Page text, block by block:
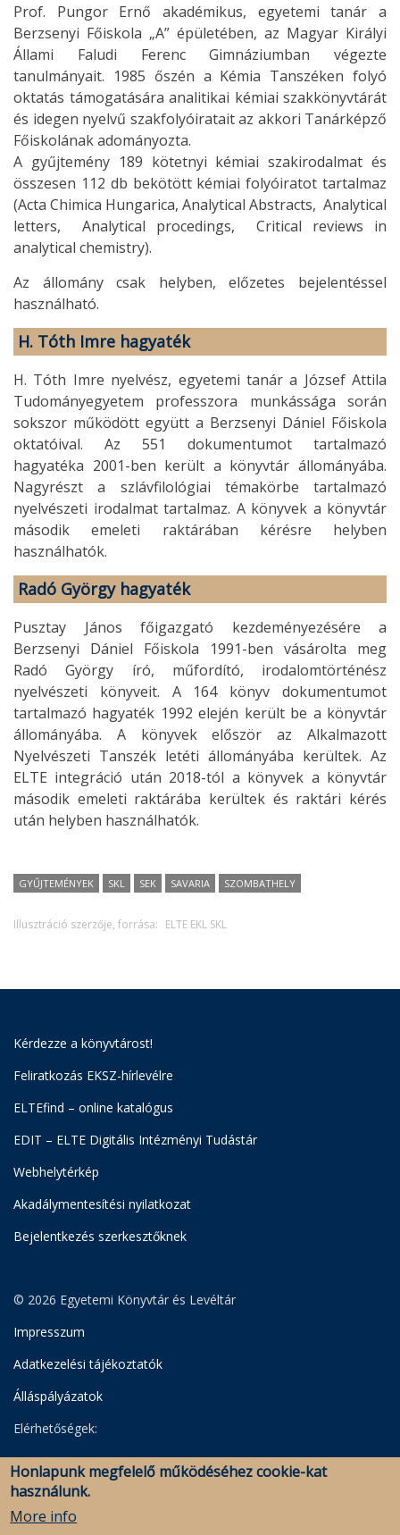
Prof. Pungor Ernő akadémikus, egyetemi tanár a
Berzsenyi Főiskola „A” épületében, az Magyar Királyi
Állami Faludi Ferenc Gimnáziumban végezte
tanulmányait. 1985 őszén a Kémia Tanszéken folyó
oktatás támogatására analitikai kémiai szakkönyvtárát
és idegen nyelvű szakfolyóiratait az akkori Tanárképző
Főiskolának adományozta.
A gyűjtemény 189 kötetnyi kémiai szakirodalmat és
összesen 112 db bekötött kémiai folyóiratot tartalmaz
(Acta Chimica Hungarica, Analytical Abstracts, Analytical
letters, Analytical procedings, Critical reviews in
analytical chemistry).
Az állomány csak helyben, előzetes bejelentéssel
használható.
H. Tóth Imre hagyaték
H. Tóth Imre nyelvész, egyetemi tanár a József Attila
Tudományegyetem professzora munkássága során
sokszor működött együtt a Berzsenyi Dániel Főiskola
oktatóival. Az 551 dokumentumot tartalmazó
hagyatéka 2001-ben került a könyvtár állományába.
Nagyrészt a szlávfilológiai témakörbe tartalmazó
nyelvészeti irodalmat tartalmaz. A könyvek a könyvtár
második emeleti raktárában kérésre helyben
használhatók.
Radó György hagyaték
Pusztay János főigazgató kezdeményezésére a
Berzsenyi Dániel Főiskola 1991-ben vásárolta meg
Radó György író, műfordító, irodalomtörténész
nyelvészeti könyveit. A 164 könyv dokumentumot
tartalmazó hagyaték 1992 elején került be a könyvtár
állományába. A könyvek először az Alkalmazott
Nyelvészeti Tanszék letéti állományába kerültek. Az
ELTE integráció után 2018-tól a könyvek a könyvtár
második emeleti raktárába kerültek és raktári kérés
után helyben használhatók.
GYŰJTEMÉNYEK SKL SEK SAVARIA SZOMBATHELY
Illusztráció szerzője, forrása: ELTE EKL SKL
Kérdezze a könyvtárost!
Feliratkozás EKSZ-hírlevélre
ELTEfind – online katalógus
EDIT – ELTE Digitális Intézményi Tudástár
Webhelytérkép
Akadálymentesítési nyilatkozat
Bejelentkezés szerkesztőknek
© 2026 Egyetemi Könyvtár és Levéltár
Impresszum
Adatkezelési tájékoztatók
Álláspályázatok
Elérhetőségek:
Egyetemi Könyvtár
Levéltár
Honlapunk megfelelő működéséhez cookie-kat
használunk.
More info